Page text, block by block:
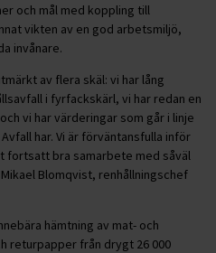
och mål med koppling till
vikten av en god arbetsmiljö,
invånare.
av flera skäl: vi har lång
i fyrfackskärl, vi har redan en
vi har värderingar som går i linje
har. Vi är förväntansfulla inför
fortsatt bra samarbete med såväl
Blomqvist, renhållningschef
hämtning av mat- och
returpapper från drygt 26 000